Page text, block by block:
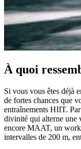
À quoi
Si vous vous êtes déjà
de fortes chances que
entraînements HIIT.
divinité qui alterne une
encore MAAT, un
intervalles de 200 m,